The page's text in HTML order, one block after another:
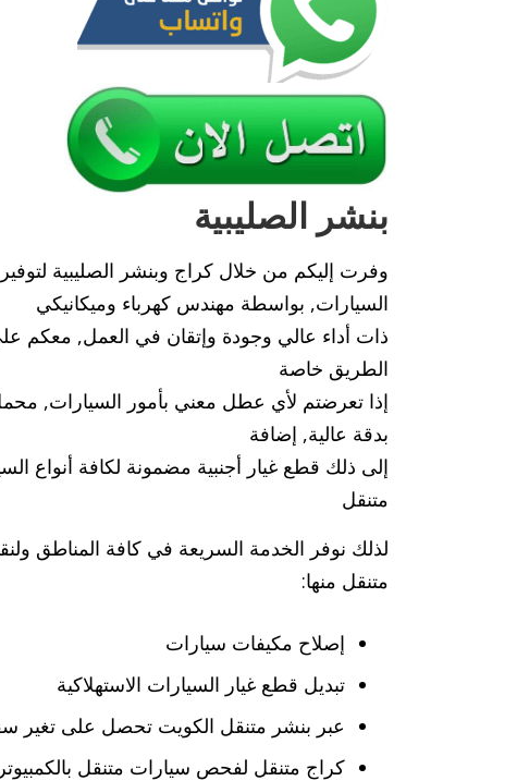
بنشر الصليبية
وفرت إليكم من خلال كراج وبنشر الصليبية لتوفير
السيارات, بواسطة مهندس كهرباء وميكانيكي
ذات أداء عالي وجودة وإتقان في العمل, معكم
الطريق خاصة
إذا تعرضتم لأي عطل معني بأمور السيارات,
بدقة عالية, إضافة
إلى ذلك قطع غيار أجنبية مضمونة لكافة أنواع
متنقل
لذلك نوفر الخدمة السريعة في كافة المناطق
متنقل منها:
إصلاح مكيفات سيارات
تبديل قطع غيار السيارات الاستهلاكية
عبر بنشر متنقل الكويت تحصل على تغير
كراج متنقل لفحص سيارات متنقل بالكمبيوتر